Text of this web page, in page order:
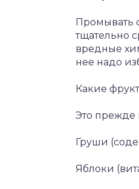
Промывать
тщательно
вредные
нее надо
Какие
Это прежде
Груши
Яблоки